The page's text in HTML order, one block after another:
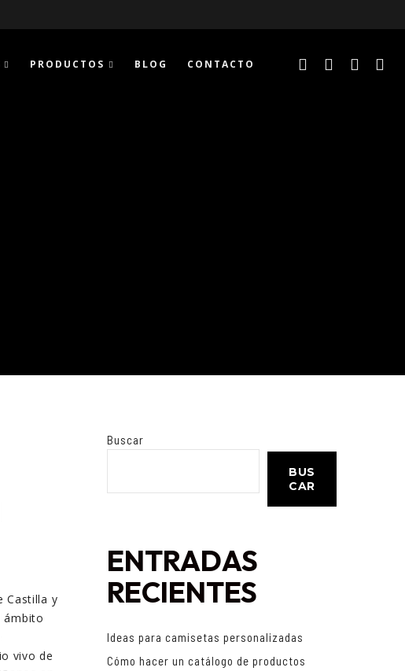
PRODUCTOS BLOG CONTACTO
Castilla y
ámbito
vivo de
Buscar
BUS
CAR
ENTRADAS
RECIENTES
Ideas para camisetas personalizadas
Cómo hacer un catálogo de productos